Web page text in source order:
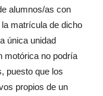
alumnos/as con
matrícula de dicho
única unidad
motórica no podría
puesto que los
propios de un